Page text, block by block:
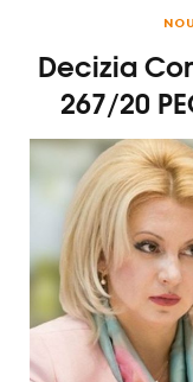
Decizia
267/20